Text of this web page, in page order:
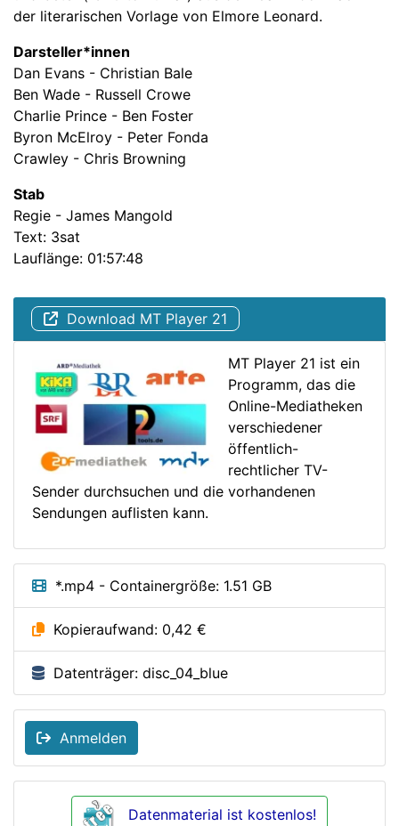
der literarischen Vorlage von Elmore Leonard.
Darsteller*innen
Dan Evans - Christian Bale
Ben Wade - Russell Crowe
Charlie Prince - Ben Foster
Byron McElroy - Peter Fonda
Crawley - Chris Browning
Stab
Regie - James Mangold
Text: 3sat
Lauflänge: 01:57:48
Download MT Player 21
MT Player 21 ist ein
Programm, das die
Online-Mediatheken
verschiedener
öffentlich-
rechtlicher TV-
Sender durchsuchen und die vorhandenen
Sendungen auflisten kann.
*.mp4 - Containergröße: 1.51 GB
Kopieraufwand: 0,42 €
Datenträger: disc_04_blue
Anmelden
Datenmaterial ist kostenlos!